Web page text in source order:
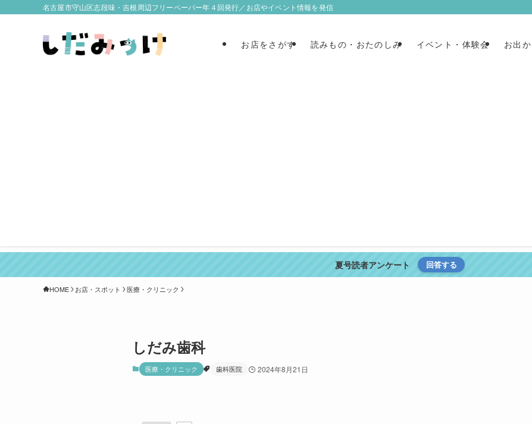
名古屋市守山区志段味・吉根周辺フリーペーパー年４回発行／お店やイベント情報を発信
お店をさがす 読みもの・おたのしみ イベント・体験会 お出
夏号読者アンケート 回答する
HOME お店・スポット 医療・クリニック
しだみ歯科
医療・クリニック 歯科医院 2024年8月21日